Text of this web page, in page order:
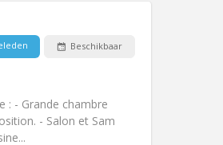
Beschikbaar
: - Grande chambre
- Salon et Sam
rustig, ernstig